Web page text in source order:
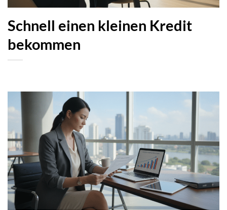
Schnell einen kleinen Kredit
bekommen